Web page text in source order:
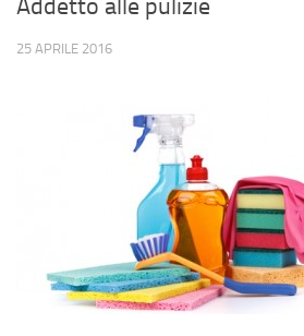
Addetto alle pulizie
25 APRILE 2016